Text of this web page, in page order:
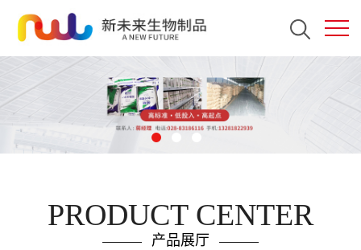
PRODUCT CENTER
产品展厅